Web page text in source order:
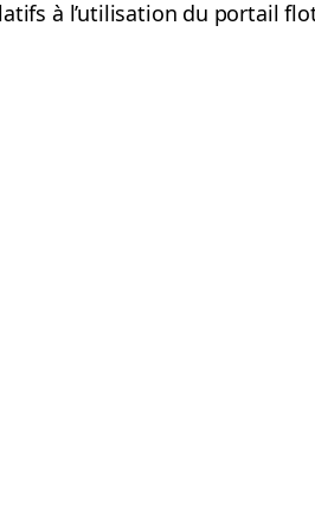
à l’utilisation du portail